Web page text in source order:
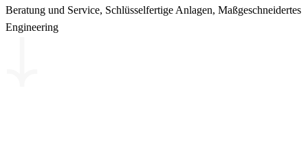
Beratung und Service, Schlüsselfertige Anlagen, Maßgeschneidertes
Engineering